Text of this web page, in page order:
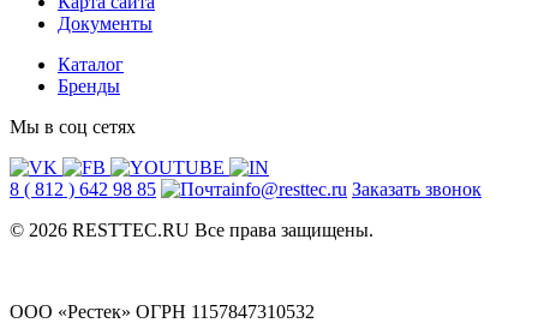
Документы
Каталог
Бренды
Мы в соц сетях
8 ( 812 ) 642 98 85 info@resttec.ru Заказать звонок
© 2026 RESTTEC.RU Все права защищены.
ООО «Рестек» ОГРН 1157847310532